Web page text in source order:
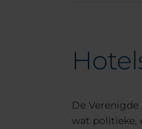
De
wat politieke,